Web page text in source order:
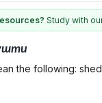
Study with
the following: